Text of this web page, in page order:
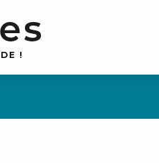
DE !